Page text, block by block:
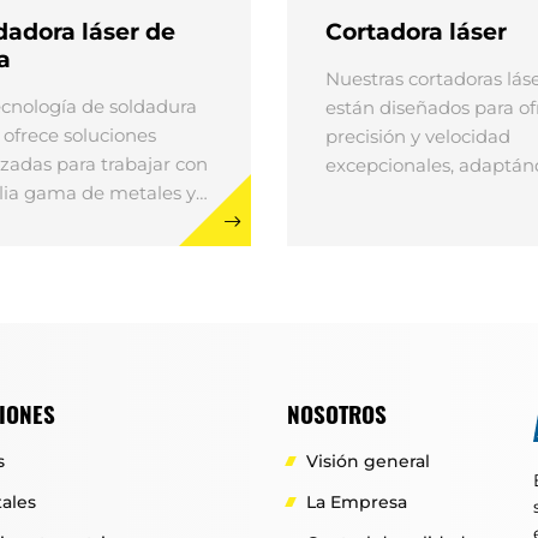
láser de
de soldadura
ofrece soluciones
para trabajar con
gama de metales y
incluidos acero al
acero inoxidable,
Cortadora láser
Nuestras cortadoras
están diseñados para
precisión y velocidad
excepcionales,
complejos como para
aplicaciones
NOSOTROS
Visión general
La Empresa